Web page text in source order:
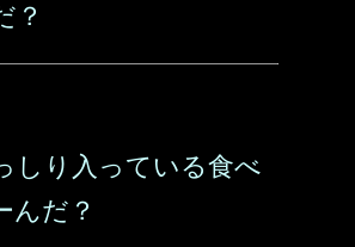
？
しり入っている食べ
んだ？